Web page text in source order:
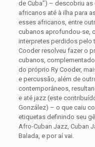
de Cuba”) – descobriu
africanos até à ilha para
esses africanos, entre
cubanos aprofundou-se,
interpretes perdidos pelo
Cooder resolveu fazer o
cubanos,
do próprio Ry Cooder,
e percussão, além de
contemporâneos,
e até jazz (este
González) – o que caiu
etiquetas definindo seu
Afro-Cuban Jazz, Cuban
Balada, e por aí vai.